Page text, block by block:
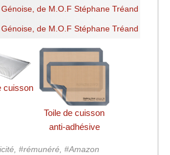
cuisson
Toile de cuisson
anti-adhésive
#rémunéré, #Amazon